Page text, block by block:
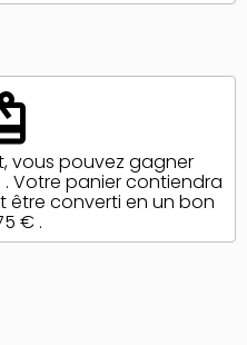
vous pouvez gagner
. Votre panier contiendra
être converti en un bon
€ .